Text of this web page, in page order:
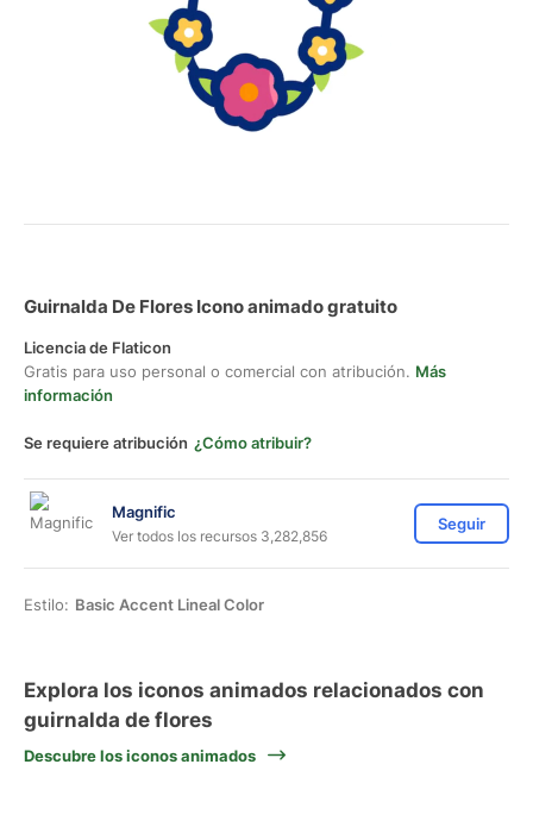
Guirnalda De Flores Icono animado gratuito
Licencia de Flaticon
Gratis para uso personal o comercial con atribución. Más
información
Se requiere atribución ¿Cómo atribuir?
Magnific
Ver todos los recursos 3,282,856
Seguir
Estilo: Basic Accent Lineal Color
Explora los iconos animados relacionados con
guirnalda de flores
Descubre los iconos animados